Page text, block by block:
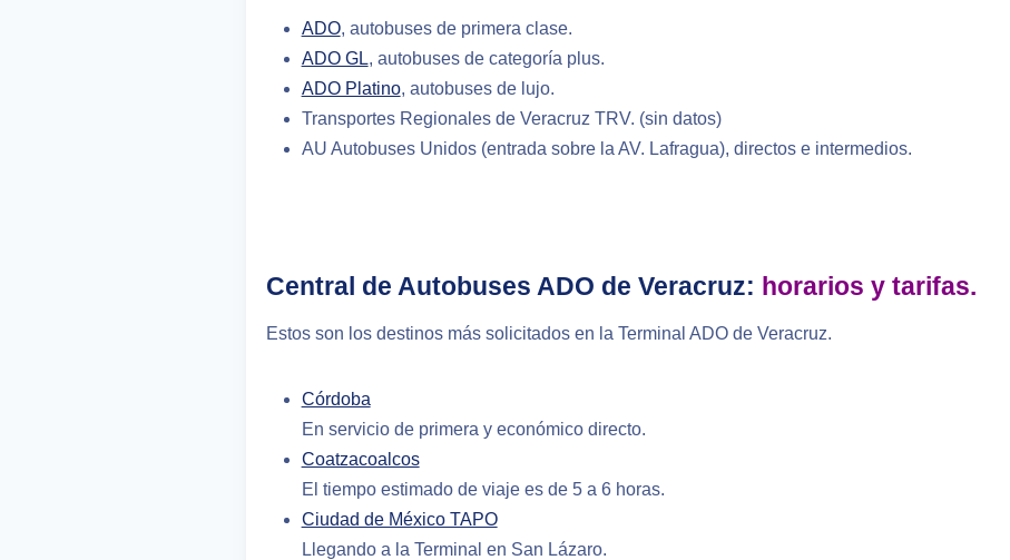
ADO, autobuses de primera clase.
ADO GL, autobuses de categoría plus.
ADO Platino, autobuses de lujo.
Transportes Regionales de Veracruz TRV. (sin datos)
AU Autobuses Unidos (entrada sobre la AV. Lafragua), directos e intermedios.
Central de Autobuses ADO de Veracruz: horarios y tarifas.
Estos son los destinos más solicitados en la Terminal ADO de Veracruz.
Córdoba
En servicio de primera y económico directo.
Coatzacoalcos
El tiempo estimado de viaje es de 5 a 6 horas.
Ciudad de México TAPO
Llegando a la Terminal en San Lázaro.